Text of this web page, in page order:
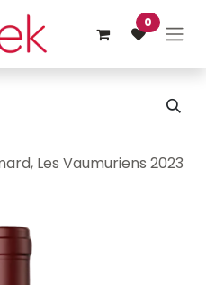
0
Les Vaumuriens 2023